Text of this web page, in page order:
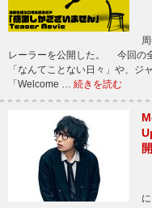
レーラーを公開した。 今回の
「なんてことない日々」や、ジ
「Welcome … 続きを読む